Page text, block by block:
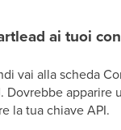
ai tuoi
vai alla scheda
Dovrebbe apparire
la tua chiave API.